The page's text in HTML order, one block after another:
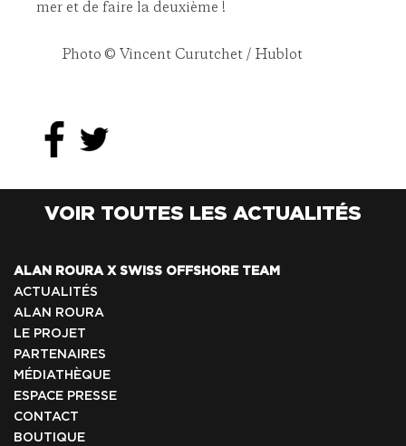
mer et de faire la deuxième !
Photo © Vincent Curutchet / Hublot
VOIR TOUTES LES ACTUALITÉS
ALAN ROURA X SWISS OFFSHORE TEAM
ACTUALITÉS
ALAN ROURA
LE PROJET
PARTENAIRES
MÉDIATHÈQUE
ESPACE PRESSE
CONTACT
BOUTIQUE